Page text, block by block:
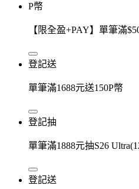
P幣
【限全盈+PAY】單筆滿
登記送
單筆滿1688元送150P幣
登記抽
單筆滿1888元抽S26
登記送